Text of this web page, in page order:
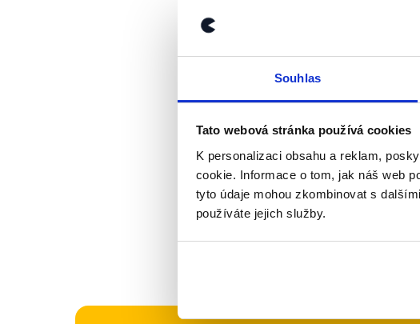
Souhlas
Tato webová stránka používá cookies
K personalizaci obsahu a reklam,
cookie. Informace o tom, jak náš web
tyto údaje mohou zkombinovat s
používáte jejich služby.
jejich nehlasováním.
Výrok jsme zmínili